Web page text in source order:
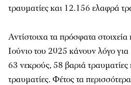
τραυματίες και 12.156 ελαφρά
Αντίστοιχα τα πρόσφατα
Ιούνιο του 2025 κάνουν λόγο
63 νεκρούς, 58 βαριά
τραυματίες. Φέτος τα